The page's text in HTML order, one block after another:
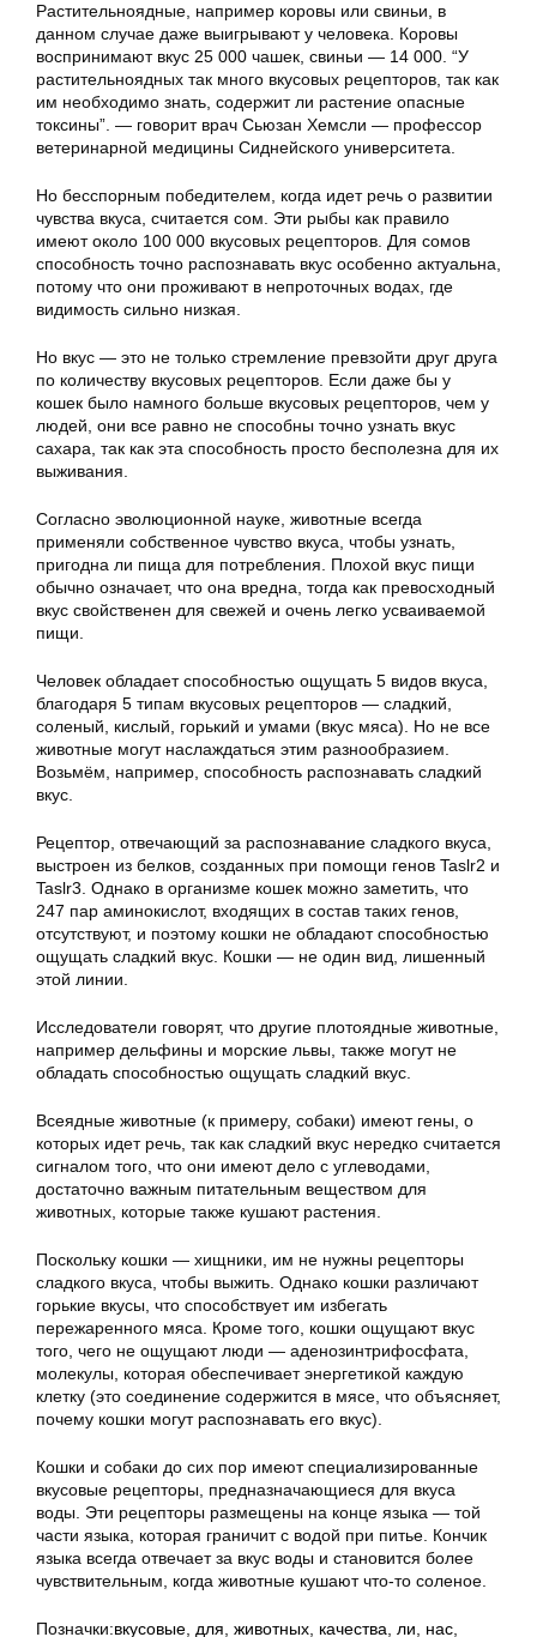
Растительноядные, например коровы или свиньи, в
данном случае даже выигрывают у человека. Коровы
воспринимают вкус 25 000 чашек, свиньи — 14 000. “У
растительноядных так много вкусовых рецепторов, так как
им необходимо знать, содержит ли растение опасные
токсины”. — говорит врач Сьюзан Хемсли — профессор
ветеринарной медицины Сиднейского университета.
Но бесспорным победителем, когда идет речь о развитии
чувства вкуса, считается сом. Эти рыбы как правило
имеют около 100 000 вкусовых рецепторов. Для сомов
способность точно распознавать вкус особенно актуальна,
потому что они проживают в непроточных водах, где
видимость сильно низкая.
Но вкус — это не только стремление превзойти друг друга
по количеству вкусовых рецепторов. Если даже бы у
кошек было намного больше вкусовых рецепторов, чем у
людей, они все равно не способны точно узнать вкус
сахара, так как эта способность просто бесполезна для их
выживания.
Согласно эволюционной науке, животные всегда
применяли собственное чувство вкуса, чтобы узнать,
пригодна ли пища для потребления. Плохой вкус пищи
обычно означает, что она вредна, тогда как превосходный
вкус свойственен для свежей и очень легко усваиваемой
пищи.
Человек обладает способностью ощущать 5 видов вкуса,
благодаря 5 типам вкусовых рецепторов — сладкий,
соленый, кислый, горький и умами (вкус мяса). Но не все
животные могут наслаждаться этим разнообразием.
Возьмём, например, способность распознавать сладкий
вкус.
Рецептор, отвечающий за распознавание сладкого вкуса,
выстроен из белков, созданных при помощи генов Taslr2 и
Taslr3. Однако в организме кошек можно заметить, что
247 пар аминокислот, входящих в состав таких генов,
отсутствуют, и поэтому кошки не обладают способностью
ощущать сладкий вкус. Кошки — не один вид, лишенный
этой линии.
Исследователи говорят, что другие плотоядные животные,
например дельфины и морские львы, также могут не
обладать способностью ощущать сладкий вкус.
Всеядные животные (к примеру, собаки) имеют гены, о
которых идет речь, так как сладкий вкус нередко считается
сигналом того, что они имеют дело с углеводами,
достаточно важным питательным веществом для
животных, которые также кушают растения.
Поскольку кошки — хищники, им не нужны рецепторы
сладкого вкуса, чтобы выжить. Однако кошки различают
горькие вкусы, что способствует им избегать
пережаренного мяса. Кроме того, кошки ощущают вкус
того, чего не ощущают люди — аденозинтрифосфата,
молекулы, которая обеспечивает энергетикой каждую
клетку (это соединение содержится в мясе, что объясняет,
почему кошки могут распознавать его вкус).
Кошки и собаки до сих пор имеют специализированные
вкусовые рецепторы, предназначающиеся для вкуса
воды. Эти рецепторы размещены на конце языка — той
части языка, которая граничит с водой при питье. Кончик
языка всегда отвечает за вкус воды и становится более
чувствительным, когда животные кушают что-то соленое.
Позначки:вкусовые для животных качества ли нас